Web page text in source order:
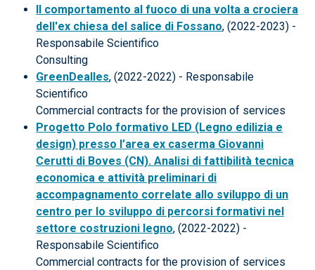
Il comportamento al fuoco di una volta a crociera
dell'ex chiesa del salice di Fossano, (2022-2023) -
Responsabile Scientifico
Consulting
GreenDealles, (2022-2022) - Responsabile
Scientifico
Commercial contracts for the provision of services
Progetto Polo formativo LED (Legno edilizia e
design) presso l’area ex caserma Giovanni
Cerutti di Boves (CN). Analisi di fattibilità tecnica
economica e attività preliminari di
accompagnamento correlate allo sviluppo di un
centro per lo sviluppo di percorsi formativi nel
settore costruzioni legno, (2022-2022) -
Responsabile Scientifico
Commercial contracts for the provision of services